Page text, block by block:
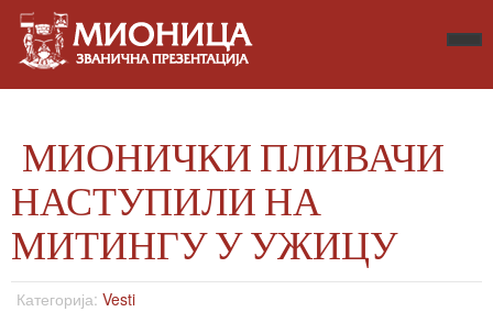
МИОНИЧКИ ПЛИВАЧИ
НАСТУПИЛИ НА
МИТИНГУ У УЖИЦУ
Категорија: Vesti